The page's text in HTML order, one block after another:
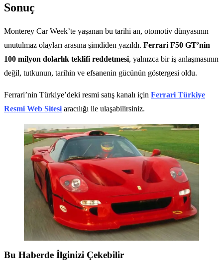
Sonuç
Monterey Car Week’te yaşanan bu tarihi an, otomotiv dünyasının
unutulmaz olayları arasına şimdiden yazıldı. Ferrari F50 GT’nin
100 milyon dolarlık teklifi reddetmesi, yalnızca bir iş anlaşmasının
değil, tutkunun, tarihin ve efsanenin gücünün göstergesi oldu.
Ferrari’nin Türkiye’deki resmi satış kanalı için Ferrari Türkiye
Resmi Web Sitesi aracılığı ile ulaşabilirsiniz.
Bu Haberde İlginizi Çekebilir